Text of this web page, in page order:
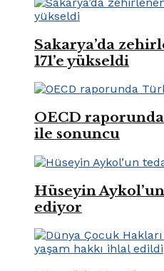
Sakarya’da
171’e yükseldi
OECD
ile sonuncu
Hüseyin
ediyor